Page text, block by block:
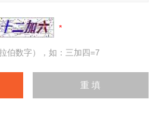
伯数字），如：三加四=7